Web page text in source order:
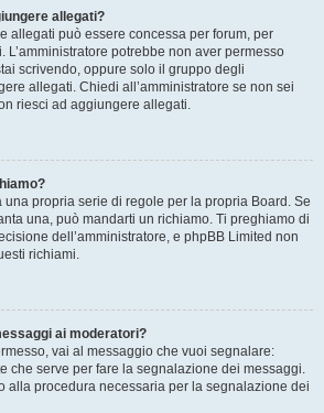
allegati?
allegati può essere concessa per forum, per
L’amministratore potrebbe non aver permesso
scrivendo, oppure solo il gruppo degli
allegati. Chiedi all’amministratore se non sei
riesci ad aggiungere allegati.
propria serie di regole per la propria Board. Se
una, può mandarti un richiamo. Ti preghiamo di
dell’amministratore, e phpBB Limited non
richiami.
ai moderatori?
vai al messaggio che vuoi segnalare:
che serve per fare la segnalazione dei messaggi.
alla procedura necessaria per la segnalazione dei